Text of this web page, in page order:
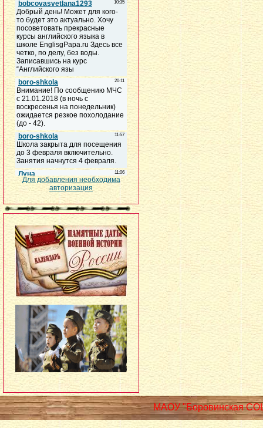
Для добавления необходима
авторизация
МАОУ "Боровинская